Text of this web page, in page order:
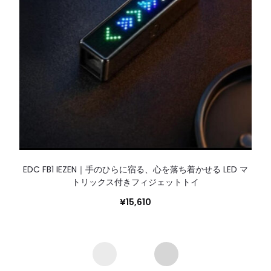
EDC FB1 IEZEN｜手のひらに宿る、心を落ち着かせる LED マ
トリックス付きフィジェットトイ
¥15,610